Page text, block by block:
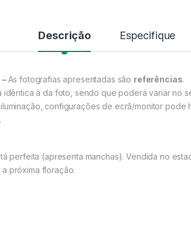
Descrição Especifique
As fotografias apresentadas são referências.
idêntica à da foto, sendo que poderá variar no
configurações de ecrã/monitor pode
perfeita (apresenta manchas). Vendida no
próxima floração.